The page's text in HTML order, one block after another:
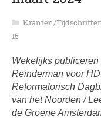
Kranten/
15
Wekelijks
Reinderman voor
Reformatorisch
van het Noorden /
de Groene